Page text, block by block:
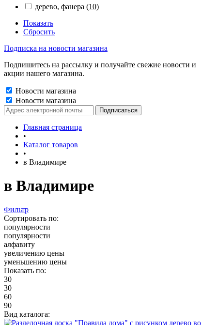
дерево, фанера (10)
Показать
Сбросить
Подписка на новости магазина
Подпишитесь на рассылку и получайте свежие новости и
акции нашего магазина.
Новости магазина
Новости магазина
Главная страница
•
Каталог товаров
•
в Владимире
в Владимире
Фильтр
Сортировать по:
популярности
популярности
алфавиту
увеличению цены
уменьшению цены
Показать по:
30
30
60
90
Вид каталога: